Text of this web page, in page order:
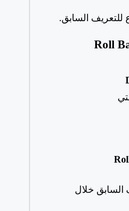
للتعريف السابق.
السابق خلال